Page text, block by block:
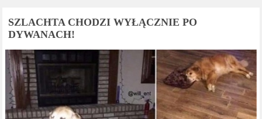
SZLACHTA CHODZI WYŁĄCZNIE PO
DYWANACH!